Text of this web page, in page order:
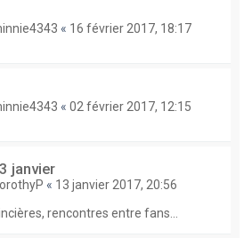
« 16 février 2017, 18:17
« 02 février 2017, 12:15
janvier
« 13 janvier 2017, 20:56
rencontres entre fans...